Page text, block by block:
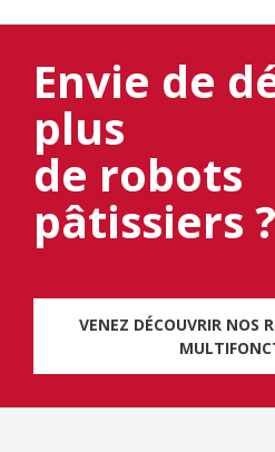
Envie de
plus
de robots
pâtissiers ?
VENEZ DÉCOUVRIR NOS